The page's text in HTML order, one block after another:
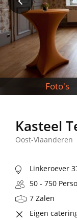
Foto's
Kasteel
Oost-Vlaanderen
Linkeroever
50 - 750
7 Zalen
Eigen